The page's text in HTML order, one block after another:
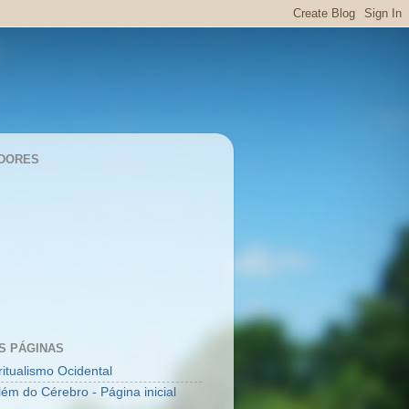
PÁGINAS
Ocidental
do Cérebro - Página inicial